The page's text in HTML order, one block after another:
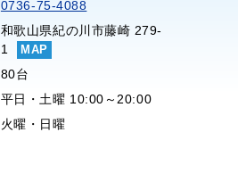
0736-75-4088
和歌山県紀の川市藤崎 279-
1
MAP
80台
平日・土曜 10:00～20:00
火曜・日曜